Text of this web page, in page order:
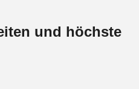
und höchste